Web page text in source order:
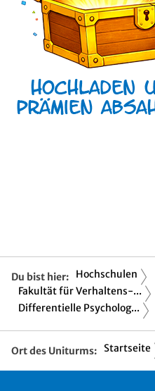
Du bist hier: Hochschulen
Fakultät für Verhaltens-...
Differentielle Psycholog...
Ort des Uniturms: Startseite